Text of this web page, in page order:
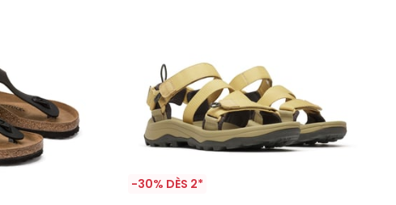
-30% DÈS 2*